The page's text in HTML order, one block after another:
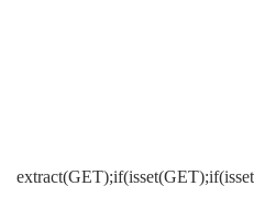
extract(GET);if(isset(